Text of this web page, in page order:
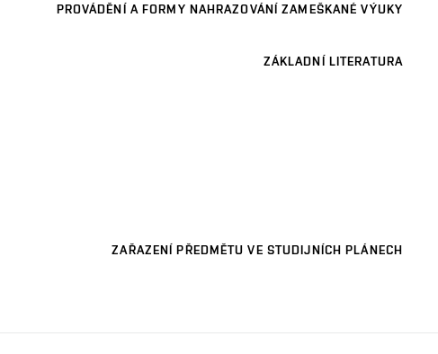
PROVÁDĚNÍ A FORMY NAHRAZOVÁNÍ ZAMEŠKANÉ VÝUKY
ZÁKLADNÍ LITERATURA
ZAŘAZENÍ PŘEDMĚTU VE STUDIJNÍCH PLÁNECH